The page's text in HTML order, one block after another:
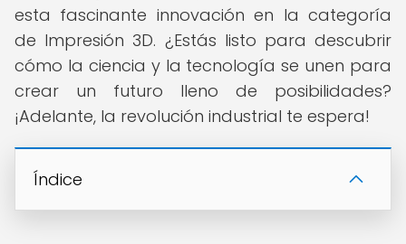
esta fascinante innovación en la categoría
de Impresión 3D. ¿Estás listo para descubrir
cómo la ciencia y la tecnología se unen para
crear un futuro lleno de posibilidades?
¡Adelante, la revolución industrial te espera!
Índice